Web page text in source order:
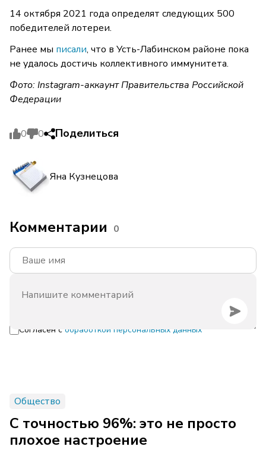
14 октября 2021 года определят следующих 500
победителей лотереи.
Ранее мы писали, что в Усть-Лабинском районе пока
не удалось достичь коллективного иммунитета.
Фото: Instagram-аккаунт Правительства Российской
Федерации
0 0 Поделиться
Яна Кузнецова
Комментарии 0
Согласен с обработкой персональных данных
Общество
С точностью 96%: это не просто
плохое настроение